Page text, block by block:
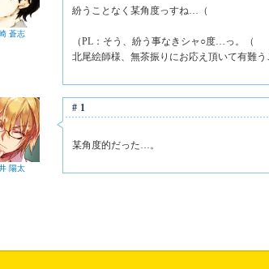
蒼志
紛うことなく某角度っすね…（
（PL：そう、紛う事なきシャ○度…っ。（
北尾絵師様、無茶振りにお応え頂いて有難う
陽太
#1
某角度的だった…。